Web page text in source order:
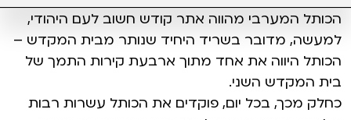
הכותל המערבי מהווה אתר קודש חשוב לעם היהודי,
למעשה, מדובר בשריד היחיד שנותר מבית המקדש –
הכותל היווה את אחד מתוך ארבעת קירות התמך של
בית המקדש השני.
כחלק מכך, בכל יום, פוקדים את הכותל עשרות רבות